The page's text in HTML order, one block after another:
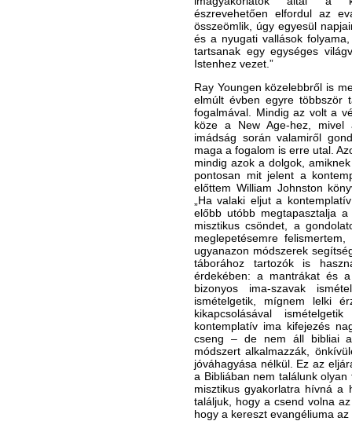
észrevehetően elfordul az
összeömlik, úgy egyesül
és a nyugati vallások
tartsanak egy egységes
Istenhez vezet.”
Ray Youngen közelebbről is
elmúlt évben egyre többször
fogalmával. Mindig az volt a
köze a New Age-hez,
imádság során valamiről
maga a fogalom is erre utal.
mindig azok a dolgok,
pontosan mit jelent a
előttem William Johnston
„Ha valaki eljut a
előbb utóbb megtapasztalja
misztikus csöndet, a
meglepetésemre
ugyanazon módszerek
táborához tartozók is
érdekében: a mantrákat és
bizonyos ima-szavak
ismételgetik, mígnem lelki
kikapcsolásával
kontemplatív ima kifejezés
cseng – de nem áll bibliai
módszert alkalmazzák,
jóváhagyása nélkül. Ez az
a Bibliában nem találunk
misztikus gyakorlatra hívná a
találjuk, hogy a csend volna
hogy a kereszt evangéliuma